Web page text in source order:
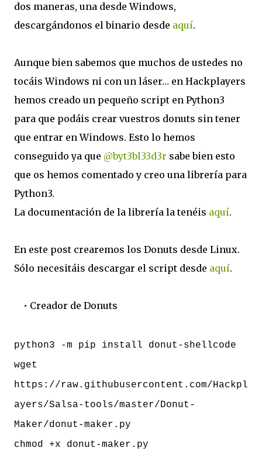
dos maneras, una desde Windows,
descargándonos el binario desde aquí.
Aunque bien sabemos que muchos de ustedes no
tocáis Windows ni con un láser… en Hackplayers
hemos creado un pequeño script en Python3
para que podáis crear vuestros donuts sin tener
que entrar en Windows. Esto lo hemos
conseguido ya que @byt3bl33d3r sabe bien esto
que os hemos comentado y creo una librería para
Python3.
La documentación de la librería la tenéis aquí.
En este post crearemos los Donuts desde Linux.
Sólo necesitáis descargar el script desde aquí.
• Creador de Donuts
python3 -m pip install donut-shellcode
wget
https://raw.githubusercontent.com/Hackpl
ayers/Salsa-tools/master/Donut-
Maker/donut-maker.py
chmod +x donut-maker.py